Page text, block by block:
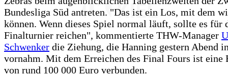
Bundesliga Süd antreten. "Das ist ein Los, mit dem
können. Wenn dieses Spiel normal läuft, sollte es für
Finalturnier reichen", kommentierte THW-Manager
Schwenker die Ziehung, die Hanning gestern Abend
vornahm. Mit dem Erreichen des Final Fours ist eine
von rund 100 000 Euro verbunden.